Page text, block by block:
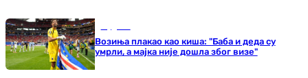
Возиња плакао као киша: "Баба и деда су
умрли, а мајка није дошла због визе"